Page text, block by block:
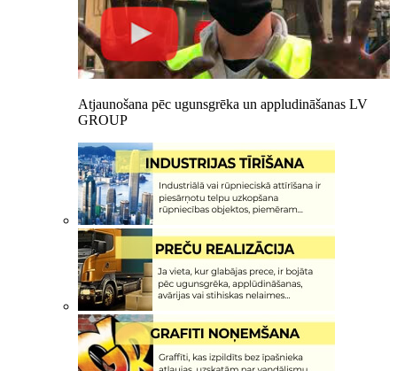
Atjaunošana pēc ugunsgrēka un appludināšanas LV
GROUP